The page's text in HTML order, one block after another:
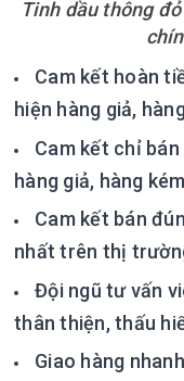
Tinh dầu thông
Cam kết hoàn
hiện hàng giả,
Cam kết chỉ
hàng giả, hàng
Cam kết bán
nhất trên thị
Đội ngũ tư vấn
thân thiện, thấu
Giao hàng